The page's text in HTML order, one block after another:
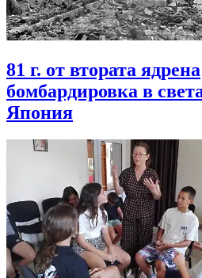
81 г. от втората ядрена
бомбардировка в
Япония